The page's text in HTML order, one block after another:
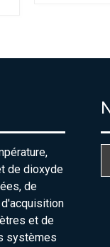
de dioxyde
de
et de
systèmes